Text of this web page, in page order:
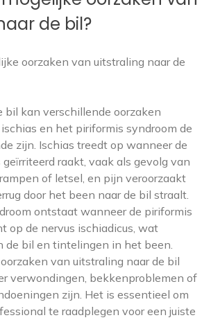
de bil?
oorzaken van uitstraling naar de
bil kan verschillende oorzaken
en het piriformis syndroom de
zijn. Ischias treedt op wanneer de
geïrriteerd raakt, vaak als gevolg van
of letsel, en pijn veroorzaakt
door het been naar de bil straalt.
ontstaat wanneer de piriformis
op de nervus ischiadicus, wat
de bil en tintelingen in het been.
van uitstraling naar de bil
verwondingen, bekkenproblemen of
zijn. Het is essentieel om
te raadplegen voor een juiste